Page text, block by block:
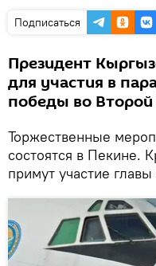
Подписаться
Президент
для участия в
победы во
Торжественные
состоятся в Пекине.
примут участие